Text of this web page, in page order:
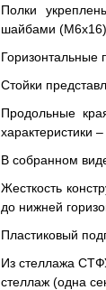
Полки
шайбами
Горизонтальные
Стойки
Продольные
характеристики
В собранном
Жесткость
до нижней
Пластиковый
Из стеллажа
стеллаж (одна